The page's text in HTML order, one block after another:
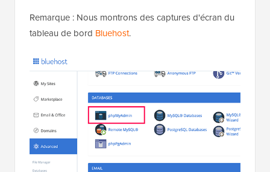
Remarque : Nous montrons des captures d'écran du
tableau de bord Bluehost.